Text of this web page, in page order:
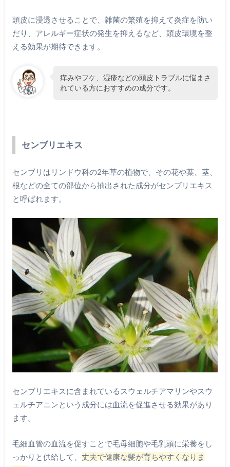
頭皮に浸透させることで、雑菌の繁殖を抑えて炎症を防い
だり、アレルギー症状の発生を抑えるなど、頭皮環境を整
える効果が期待できます。
痒みやフケ、湿疹などの頭皮トラブルに悩まさ
れている方におすすめの成分です。
センブリエキス
センブリはリンドウ科の2年草の植物で、その花や葉、茎、
根などの全ての部位から抽出された成分がセンブリエキス
と呼ばれます。
センブリエキスに含まれているスウェルチアマリンやスウ
ェルチアニンという成分には血流を促進させる効果があり
ます。
毛細血管の血流を促すことで毛母細胞や毛乳頭に栄養をし
っかりと供給して、 丈夫で健康な髪が育ちやすくなりま